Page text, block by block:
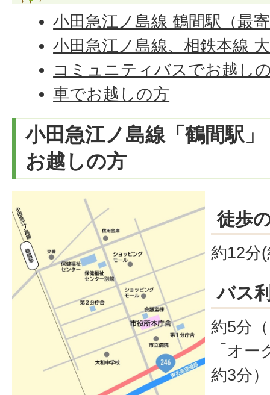
小田急江ノ島線 鶴間駅（最
小田急江ノ島線、相鉄本線
コミュニティバスでお越し
車でお越しの方
小田急江ノ島線「鶴間駅
お越しの方
徒歩
約12分
バス
約5分
「オ
約3分）